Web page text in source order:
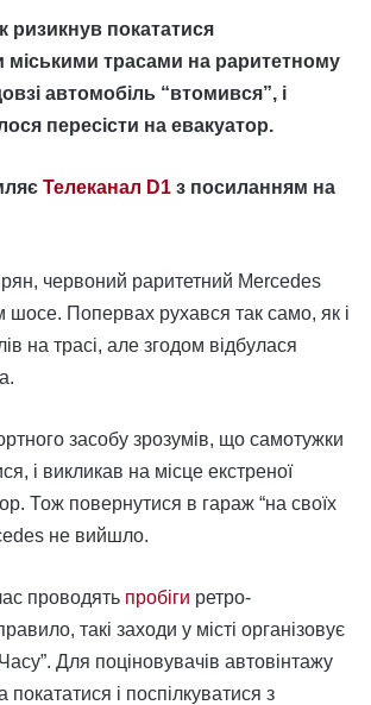
ризикнув покататися
міськими трасами на раритетному
автомобіль “втомився”, і
пересісти на евакуатор.
Телеканал D1 з посиланням на
червоний раритетний Mercedes
шосе. Попервах рухався так само, як і
на трасі, але згодом відбулася
засобу зрозумів, що самотужки
і викликав на місце екстреної
Тож повернутися в гараж “на своїх
не вийшло.
проводять пробіги ретро-
такі заходи у місті організовує
Для поціновувачів автовінтажу
покататися і поспілкуватися з